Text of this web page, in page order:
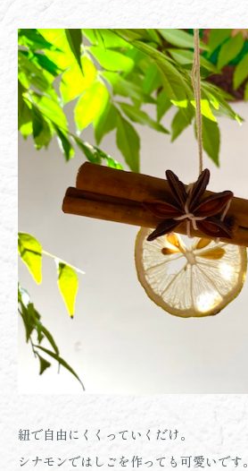
紐で自由にくくっていくだけ。
シナモンではしごを作っても可愛いです。